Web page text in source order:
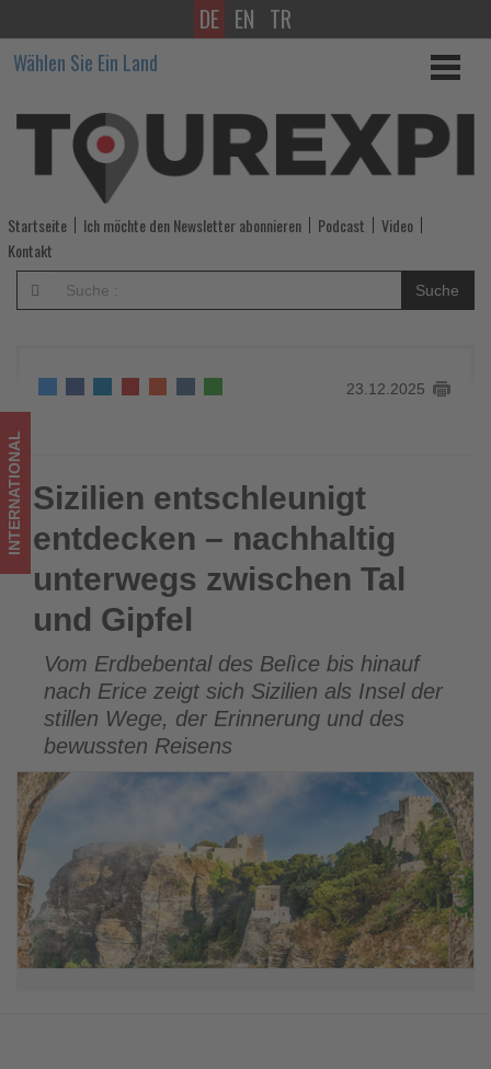
Sizilien
entschleunigt
entdecken
nachhaltig
unterwegs
zwischen
und
Gipfel
-
Wissen,
was
im
Tourismus
los
ist!
DE EN TR
Wählen Sie Ein Land
Startseite Ich möchte den Newsletter abonnieren Podcast
Video
Kontakt
Suche
23.12.2025
Sizilien entschleunigt entdecken – nachhaltig unterwegs
zwischen Tal und Gipfel
INTERNATIONAL Sizilien entschleunigt
entdecken – nachhaltig
unterwegs zwischen Tal
und Gipfel
Vom Erdbebental des Belìce bis hinauf
nach Erice zeigt sich Sizilien als Insel der
stillen Wege, der Erinnerung und des
bewussten Reisens